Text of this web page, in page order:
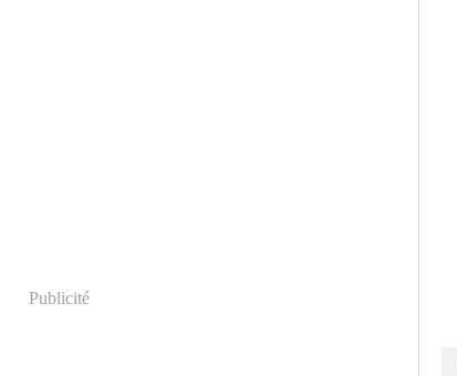
Publicité